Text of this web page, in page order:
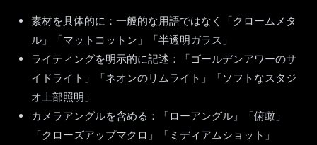
素材を具体的に：一般的な用語ではなく「クロームメタ
ル」「マットコットン」「半透明ガラス」
ライティングを明示的に記述：「ゴールデンアワーのサ
イドライト」「ネオンのリムライト」「ソフトなスタジ
オ上部照明」
カメラアングルを含める：「ローアングル」「俯瞰」
「クローズアップマクロ」「ミディアムショット」